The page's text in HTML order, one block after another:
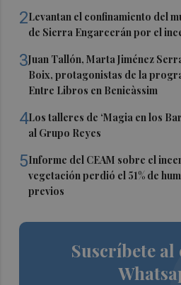
2Levantan el confinamiento del
de Sierra Engarcerán por el
3Juan Tallón, Marta Jiménez
Boix, protagonistas de la
Entre Libros en Benicàssim
4Los talleres de ‘Magia en los
al Grupo Reyes
5Informe del CEAM sobre el
vegetación perdió el 51% de
previos
Suscríbete al